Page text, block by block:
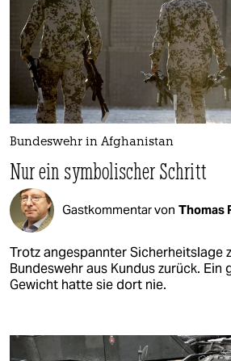
Bundeswehr in Afghanistan
Nur ein symbolischer Schritt
Gastkommentar von Thomas
Trotz angespannter Sicherheitslage
Bundeswehr aus Kundus zurück.
Gewicht hatte sie dort nie.